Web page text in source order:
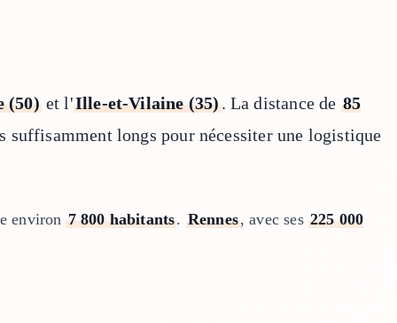
(50)et l'Ille-et-Vilaine (35). La distance de 85
suffisamment longs pour nécessiter une logistique
environ 7 800 habitants. Rennes, avec ses 225 000